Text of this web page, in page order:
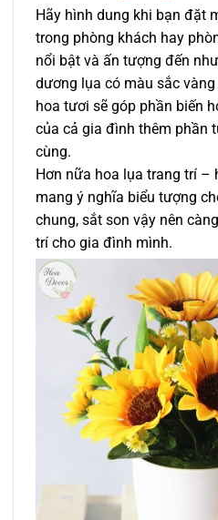
Hãy hình dung khi bạn đặt
trong phòng khách hay
nổi bật và ấn tượng đến
dương lụa có màu sắc
hoa tươi sẽ góp phần biến
của cả gia đình thêm phần
cùng.
Hơn nữa hoa lụa trang trí –
mang ý nghĩa biểu tượng
chung, sắt son vậy nên
trí cho gia đình mình.